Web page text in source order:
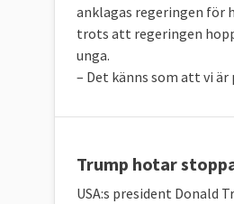
anklagas regeringen för
trots att regeringen
unga.
– Det känns som att vi
Trump hotar
USA:s president Donald